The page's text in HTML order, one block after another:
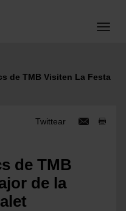
de TMB Visiten La Festa
Twittear
de TMB
de la